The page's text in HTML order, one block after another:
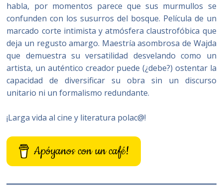
habla, por momentos parece que sus murmullos se
confunden con los susurros del bosque. Película de un
marcado corte intimista y atmósfera claustrofóbica que
deja un regusto amargo. Maestría asombrosa de Wajda
que demuestra su versatilidad desvelando como un
artista, un auténtico creador puede (¿debe?) ostentar la
capacidad de diversificar su obra sin un discurso
unitario ni un formalismo redundante.
¡Larga vida al cine y literatura polac@!
Apóyanos con un café!